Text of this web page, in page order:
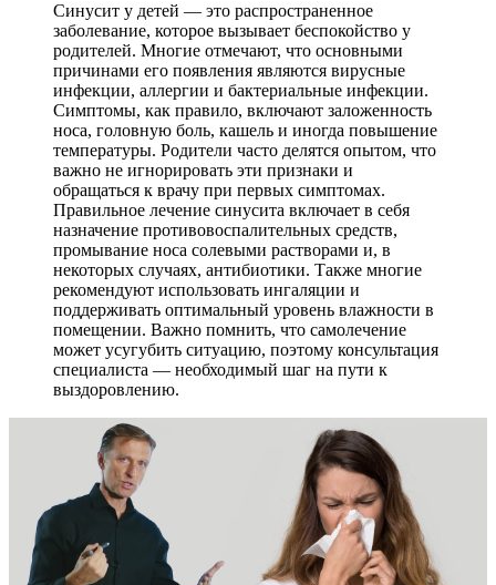
Синусит у детей — это распространенное
заболевание, которое вызывает беспокойство у
родителей. Многие отмечают, что основными
причинами его появления являются вирусные
инфекции, аллергии и бактериальные инфекции.
Симптомы, как правило, включают заложенность
носа, головную боль, кашель и иногда повышение
температуры. Родители часто делятся опытом, что
важно не игнорировать эти признаки и
обращаться к врачу при первых симптомах.
Правильное лечение синусита включает в себя
назначение противовоспалительных средств,
промывание носа солевыми растворами и, в
некоторых случаях, антибиотики. Также многие
рекомендуют использовать ингаляции и
поддерживать оптимальный уровень влажности в
помещении. Важно помнить, что самолечение
может усугубить ситуацию, поэтому консультация
специалиста — необходимый шаг на пути к
выздоровлению.